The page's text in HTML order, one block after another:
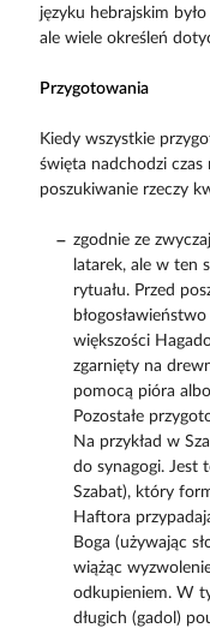
języku hebrajskim
ale wiele określeń
Przygotowania
Kiedy wszystkie
święta nadchodzi
poszukiwanie rzeczy
zgodnie ze
latarek, ale w ten
rytuału. Przed
większości
zgarnięty na
pomocą pióra
Pozostałe
Na przykład w
do synagogi. Jest
Szabat), który
Haftora
Boga (używając
wiążąc
odkupieniem. W
długich (gadol)